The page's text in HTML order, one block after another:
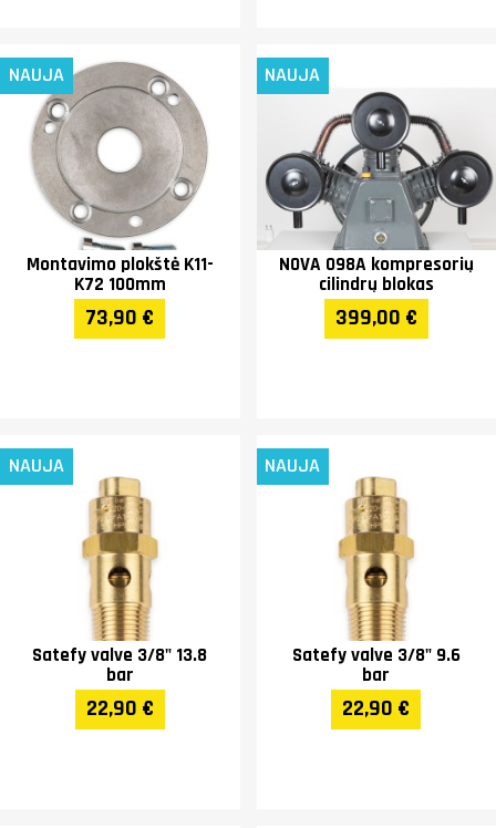
NAUJA
Montavimo plokštė K11-
K72 100mm
73,90 €
NAUJA
NOVA 098A kompresorių
cilindrų blokas
399,00 €
NAUJA
Satefy valve 3/8" 13.8
bar
22,90 €
NAUJA
Satefy valve 3/8" 9.6
bar
22,90 €